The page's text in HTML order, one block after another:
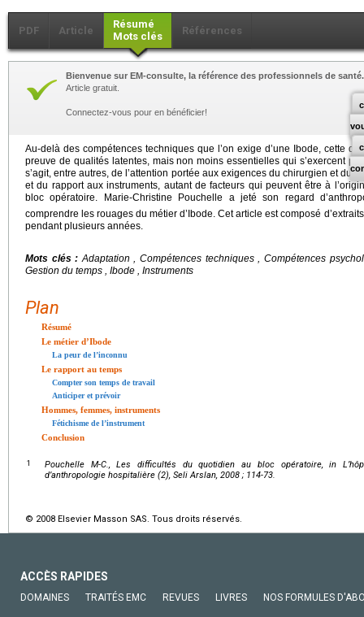
PDF Article
Résumé
Mots clés
Références
Bienvenue sur EM-consulte, la référence des professionnels de santé.
Article gratuit.
Connectez-vous pour en bénéficier!
Au-delà des compétences techniques que l’on exige d’une Ibode, cette
preuve de qualités latentes, mais non moins essentielles qui s’exercent
s’agit, entre autres, de l’attention portée aux exigences du chirurgien et du
et du rapport aux instruments, autant de facteurs qui peuvent être à
bloc opératoire. Marie-Christine Pouchelle a jeté son regard
comprendre les rouages du métier d’Ibode. Cet article est composé
pendant plusieurs années.
Mots clés :Adaptation , Compétences techniques , Compétences
Gestion du temps , Ibode , Instruments
Plan
Résumé
Le métier d’Ibode
La peur de l’inconnu
Le rapport au temps
Compter son temps de travail
Anticiper et prévoir
Hommes, femmes, instruments
Fétichisme de l’instrument
Conclusion
1
Pouchelle M-C., Les difficultés du quotidien au bloc opératoire, in
d’anthropologie hospitalière (2), Seli Arslan, 2008 ; 114-73.
© 2008 Elsevier Masson SAS. Tous droits réservés.
ACCÈS RAPIDES
DOMAINES TRAITÉS EMC REVUES LIVRES NOS FORMULES